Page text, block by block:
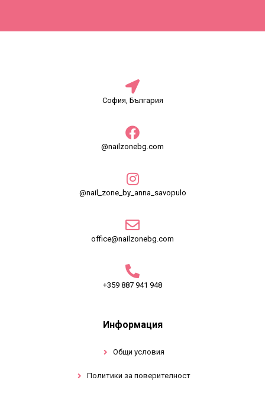
София, България
@nailzonebg.com
@nail_zone_by_anna_savopulo
office@nailzonebg.com
+359 887 941 948
Информация
Общи условия
Политики за поверителност